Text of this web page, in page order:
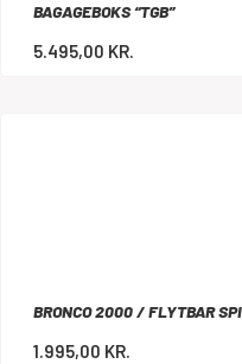
BAGAGEBOKS “TGB”
5.495,00 KR.
BRONCO 2000 / FLYTBAR
1.995,00 KR.